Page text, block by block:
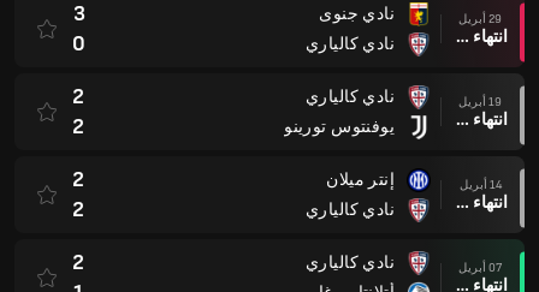
29 أبريل
انتهاء وقت المباراة
نادي جنوى
نادي كالياري
3
0
19 أبريل
انتهاء وقت المباراة
نادي كالياري
يوفنتوس تورينو
2
2
14 أبريل
انتهاء وقت المباراة
إنتر ميلان
نادي كالياري
2
2
07 أبريل
انتهاء وقت المباراة
نادي كالياري
2